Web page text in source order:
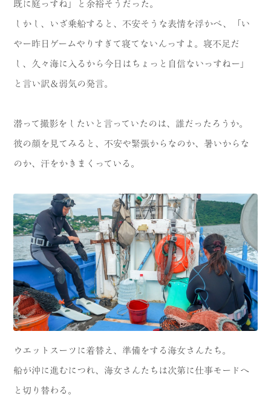
既に庭っすね」と余裕そうだった。
しかし、いざ乗船すると、不安そうな表情を浮かべ、「い
やー昨日ゲームやりすぎて寝てないんっすよ。寝不足だ
し、久々海に入るから今日はちょっと自信ないっすねー」
と言い訳＆弱気の発言。
潜って撮影をしたいと言っていたのは、誰だったろうか。
彼の顔を見てみると、不安や緊張からなのか、暑いからな
のか、汗をかきまくっている。
ウエットスーツに着替え、準備をする海女さんたち。
船が沖に進むにつれ、海女さんたちは次第に仕事モードへ
と切り替わる。